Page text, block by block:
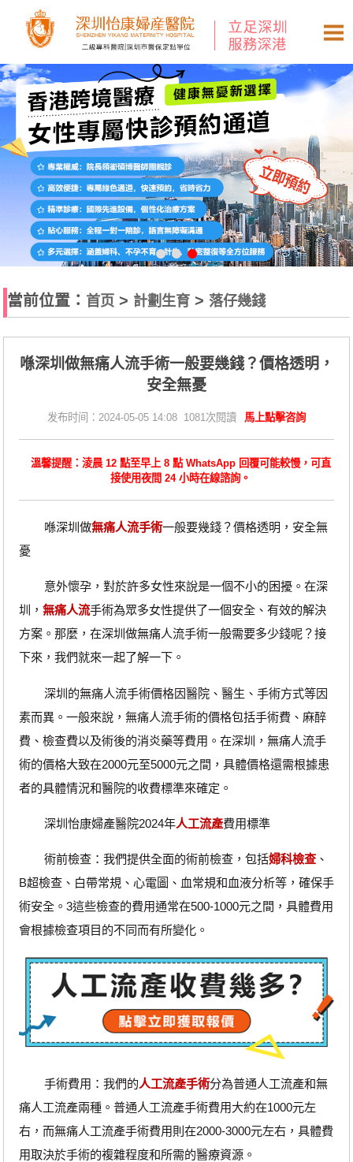
當前位置： 首页 > 計劃生育 >落仔幾錢
​喺深圳做無痛人流手術一般要幾錢？價格透明，
安全無憂
发布时间：2024-05-05 14:08 1081次閱讀 馬上點擊咨詢
溫馨提醒：淩晨 12 點至早上 8 點 WhatsApp 回覆可能較慢，可直
接使用夜間 24 小時在線諮詢。
喺深圳做無痛人流手術一般要幾錢？價格透明，安全無
憂
意外懷孕，對於許多女性來說是一個不小的困擾。在深
圳， 無痛人流手術為眾多女性提供了一個安全、有效的解決
方案。那麼，在深圳做無痛人流手術一般需要多少錢呢？接
下來，我們就來一起了解一下。
深圳的無痛人流手術價格因醫院、醫生、手術方式等因
素而異。一般來說，無痛人流手術的價格包括手術費、麻醉
費、檢查費以及術後的消炎藥等費用。在深圳，無痛人流手
術的價格大致在2000元至5000元之間，具體價格還需根據患
者的具體情況和醫院的收費標準來確定。
深圳怡康婦產醫院2024年人工流產費用標準
術前檢查：我們提供全面的術前檢查，包括婦科檢查、
B超檢查、白帶常規、心電圖、血常規和血液分析等，確保手
術安全。3這些檢查的費用通常在500-1000元之間，具體費用
會根據檢查項目的不同而有所變化。
手術費用：我們的人工流產手術分為普通人工流產和無
痛人工流產兩種。普通人工流產手術費用大約在1000元左
右，而無痛人工流產手術費用則在2000-3000元左右，具體費
用取決於手術的複雜程度和所需的醫療資源。